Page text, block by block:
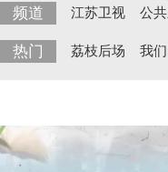
频道 江苏卫视 公
热门 荔枝后场 我